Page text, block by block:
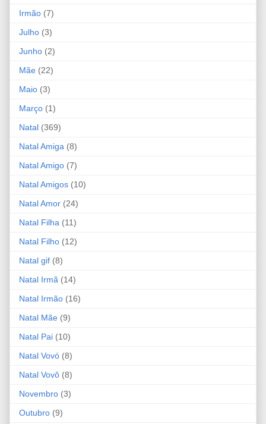
Irmão (7)
Julho (3)
Junho (2)
Mãe (22)
Maio (3)
Março (1)
Natal (369)
Natal Amiga (8)
Natal Amigo (7)
Natal Amigos (10)
Natal Amor (24)
Natal Filha (11)
Natal Filho (12)
Natal gif (8)
Natal Irmã (14)
Natal Irmão (16)
Natal Mãe (9)
Natal Pai (10)
Natal Vovó (8)
Natal Vovô (8)
Novembro (3)
Outubro (9)